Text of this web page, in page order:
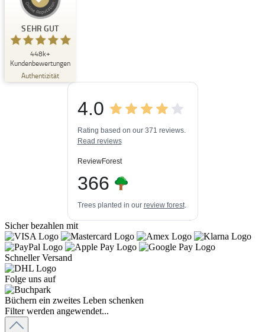
SEHR GUT
448k+
Kundenbewertungen
Authentizität
Kundenbewertungen und Erfahrungen zu
SEHR GUT
4,84
/
5,00
3
ProvenExpert.com
Blick aufs ProvenExpert-Profil werfen
06.08.2026
4.0
Rating based on our 371 reviews.
Read reviews
ReviewForest
366
Trees planted in our review forest.
Sicher bezahlen mit
Schneller Versand
Folge uns auf
Büchern ein zweites Leben schenken
Filter werden angewendet...